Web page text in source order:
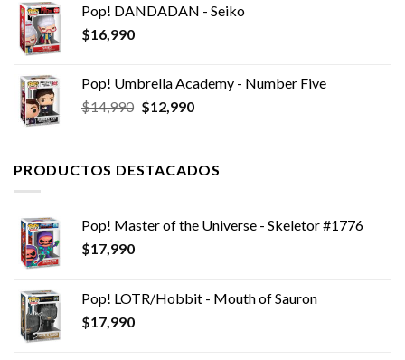
era:
$5,990.
es:
Pop! DANDADAN - Seiko
$16,990
Pop! Umbrella Academy - Number Five
$14,990 El
era:
$14,990.
$12,990El
es:
$12,990.
PRODUCTOS DESTACADOS
Pop! Master of the Universe - Skeletor #1776
$17,990
Pop! LOTR/Hobbit - Mouth of Sauron
$17,990